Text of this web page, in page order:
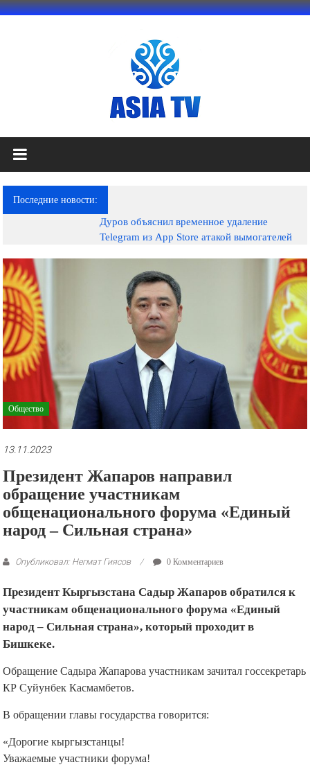
Перейти
АЗИЯ
ТВ
это
телеканал
документальные
фильмы,
музыкальные
произведения,
рекламные
ролики
и
презентации.
Последние новости:
Дуров объяснил временное удаление
Telegram из App Store атакой вымогателей
Общество
13.11.2023
Президент Жапаров направил
обращение участникам
общенационального форума «Единый
народ – Сильная страна»
Опубликовал: Негмат Гиясов 0 Комментариев
Президент Кыргызстана Садыр Жапаров обратился к
участникам общенационального форума «Единый
народ – Сильная страна», который проходит в
Бишкеке.
Обращение Садыра Жапарова участникам зачитал госсекретарь
КР Суйунбек Касмамбетов.
В обращении главы государства говорится:
«Дорогие кыргызстанцы!
Уважаемые участники форума!